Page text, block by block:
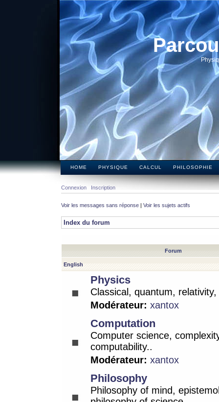
HOME PHYSIQUE CALCUL PHILOSOPHIE
Connexion Inscription
Voir les messages sans réponse | Voir les sujets actifs
Index du forum
Forum
English
Physics
Classical, quantum,
Modérateur: xantox
Computation
Computer science,
computability..
Modérateur: xantox
Philosophy
Philosophy of mind,